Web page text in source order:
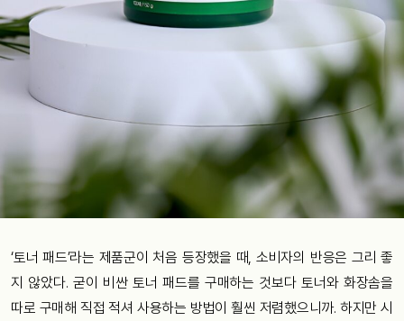
‘토너 패드’라는 제품군이 처음 등장했을 때, 소비자의 반응은 그리 좋
지 않았다. 굳이 비싼 토너 패드를 구매하는 것보다 토너와 화장솜을
따로 구매해 직접 적셔 사용하는 방법이 훨씬 저렴했으니까. 하지만 시